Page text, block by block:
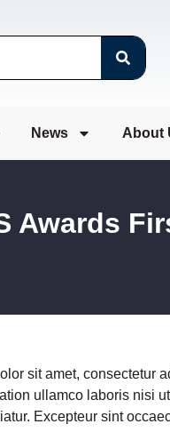
News About
Awards
sit amet, consectetur
ullamco laboris nisi
Excepteur sint